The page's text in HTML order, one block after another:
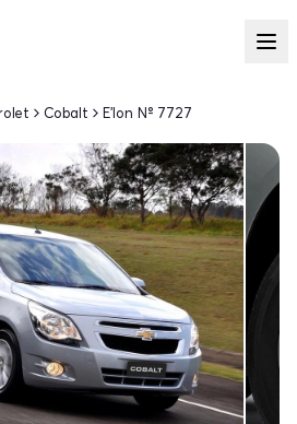
Cobalt E'lon № 7727